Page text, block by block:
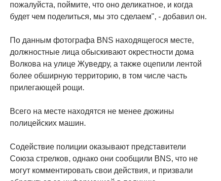
пожалуйста, поймите, что оно деликатное, и когда
будет чем поделиться, мы это сделаем", - добавил он.
По данным фотографа BNS находящегося месте,
должностные лица обыскивают окрестности дома
Волкова на улице Жуведру, а также оцепили лентой
более обширную территорию, в том числе часть
прилегающей рощи.
Всего на месте находятся не менее дюжины
полицейских машин.
Содействие полиции оказывают представители
Союза стрелков, однако они сообщили BNS, что не
могут комментировать свои действия, и призвали